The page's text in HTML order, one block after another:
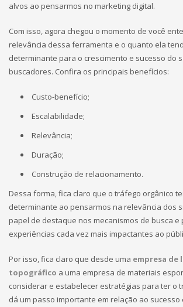
alvos ao pensarmos no marketing digital.
Com isso, agora chegou o momento de você
relevância dessa ferramenta e o quanto ela
determinante para o crescimento e sucesso do
buscadores. Confira os principais benefícios:
Custo-benefício;
Escalabilidade;
Relevância;
Duração;
Construção de relacionamento.
Dessa forma, fica claro que o tráfego orgânico
determinante ao pensarmos na relevância dos
papel de destaque nos mecanismos de busca
experiências cada vez mais impactantes ao
Por isso, fica claro que desde uma empresa de
topográfico a uma empresa de materiais
considerar e estabelecer estratégias para ter o
dá um passo importante em relação ao